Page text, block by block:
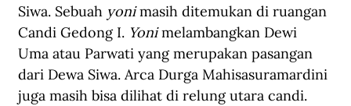
Siwa. Sebuah yoni masih ditemukan di ruangan
Candi Gedong I. Yoni melambangkan Dewi
Uma atau Parwati yang merupakan pasangan
dari Dewa Siwa. Arca Durga Mahisasuramardini
juga masih bisa dilihat di relung utara candi.